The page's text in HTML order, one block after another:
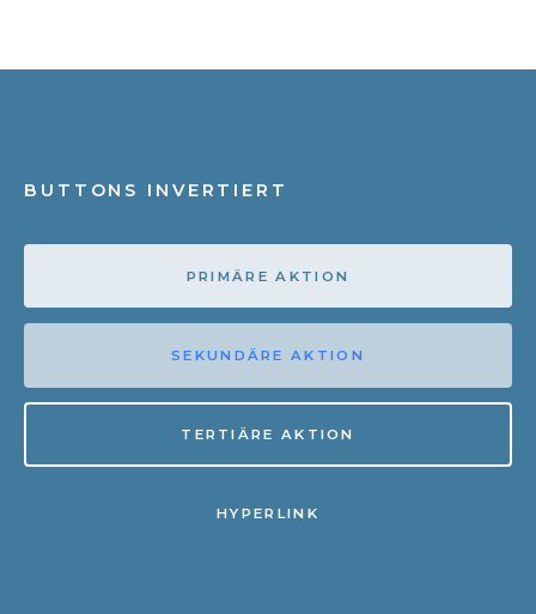
BUTTONS INVERTIERT
PRIMÄRE AKTION
SEKUNDÄRE AKTION
TERTIÄRE AKTION
HYPERLINK